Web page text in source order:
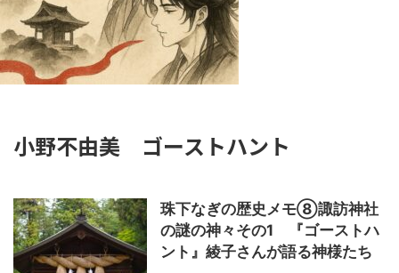
小野不由美 ゴーストハント
珠下なぎの歴史メモ⑧諏訪神社
の謎の神々その1 『ゴーストハ
ント』綾子さんが語る神様たち